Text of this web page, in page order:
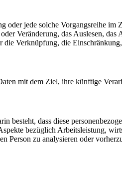
jede solche Vorgangsreihe im
Veränderung, das Auslesen,
Verknüpfung, die
mit dem Ziel, ihre künftige
besteht, dass diese
bezüglich Arbeitsleistung,
Person zu analysieren oder